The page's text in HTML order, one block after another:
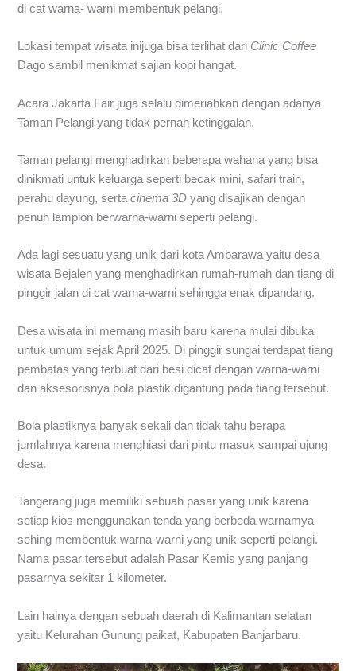
di cat warna- warni membentuk pelangi.
Lokasi tempat wisata inijuga bisa terlihat dari Clinic Coffee
Dago sambil menikmat sajian kopi hangat.
Acara Jakarta Fair juga selalu dimeriahkan dengan adanya
Taman Pelangi yang tidak pernah ketinggalan.
Taman pelangi menghadirkan beberapa wahana yang bisa
dinikmati untuk keluarga seperti becak mini, safari train,
perahu dayung, sertacinema 3D yang disajikan dengan
penuh lampion berwarna-warni seperti pelangi.
Ada lagi sesuatu yang unik dari kota Ambarawa yaitu desa
wisata Bejalen yang menghadirkan rumah-rumah dan tiang di
pinggir jalan di cat warna-warni sehingga enak dipandang.
Desa wisata ini memang masih baru karena mulai dibuka
untuk umum sejak April 2025. Di pinggir sungai terdapat tiang
pembatas yang terbuat dari besi dicat dengan warna-warni
dan aksesorisnya bola plastik digantung pada tiang tersebut.
Bola plastiknya banyak sekali dan tidak tahu berapa
jumlahnya karena menghiasi dari pintu masuk sampai ujung
desa.
Tangerang juga memiliki sebuah pasar yang unik karena
setiap kios menggunakan tenda yang berbeda warnamya
sehing membentuk warna-warni yang unik seperti pelangi.
Nama pasar tersebut adalah Pasar Kemis yang panjang
pasarnya sekitar 1 kilometer.
Lain halnya dengan sebuah daerah di Kalimantan selatan
yaitu Kelurahan Gunung paikat, Kabupaten Banjarbaru.